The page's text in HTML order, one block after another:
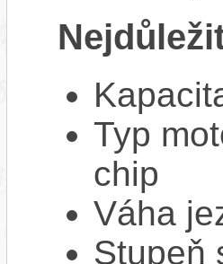
Typ
chip
Váha
Stupeň